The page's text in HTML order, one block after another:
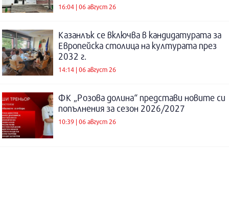
16:04 | 06 август 26
Казанлък се включва в кандидатурата за
Европейска столица на културата през
2032 г.
14:14 | 06 август 26
ФК „Розова долина“ представи новите си
попълнения за сезон 2026/2027
10:39 | 06 август 26